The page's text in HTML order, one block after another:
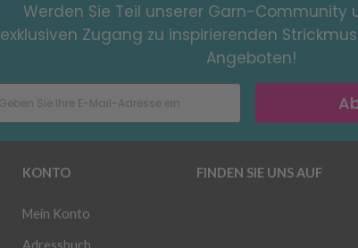
Werden Sie Teil unserer Garn-Community
exklusiven Zugang zu inspirierenden
Angeboten!
KONTO
Mein Konto
Adressbuch
FINDEN SIE UNS AUF